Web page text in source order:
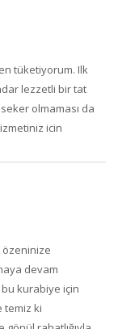
tüketiyorum. Ilk
lezzetli bir tat
olmaması da
icin
devam
kurabiye için
temiz ki